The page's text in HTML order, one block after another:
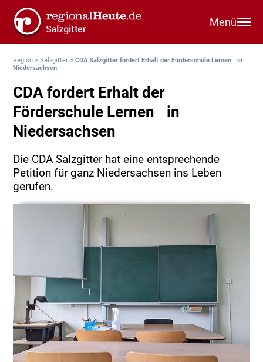
Menü
Region >Salzgitter >CDA Salzgitter fordert Erhalt der Förderschule Lernen in
Niedersachsen
CDA fordert Erhalt der
Förderschule Lernen in
Niedersachsen
Die CDA Salzgitter hat eine entsprechende
Petition für ganz Niedersachsen ins Leben
gerufen.